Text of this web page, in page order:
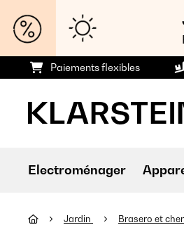
Paiements flexibles
Electroménager
Jardin Brasero et